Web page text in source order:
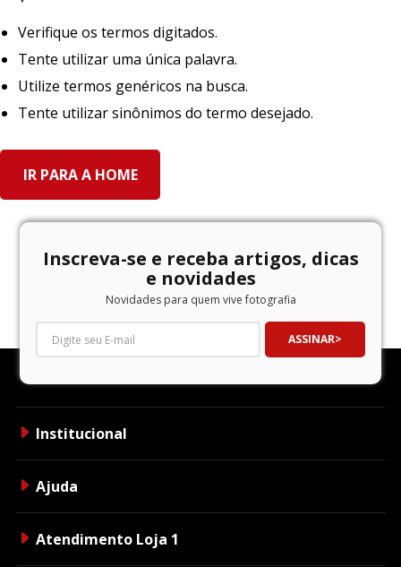
Verifique os termos digitados.
Tente utilizar uma única palavra.
Utilize termos genéricos na busca.
Tente utilizar sinônimos do termo desejado.
IR PARA A HOME
Inscreva-se e receba artigos, dicas
e novidades
Novidades para quem vive fotografia
ASSINAR
Institucional
Ajuda
Atendimento Loja 1